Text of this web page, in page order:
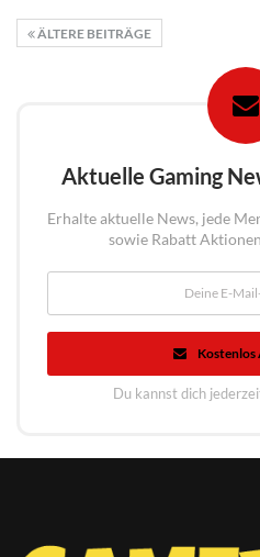
ÄLTERE BEITRÄGE
Aktuelle Gaming
Erhalte aktuelle News, jede
sowie Rabatt
Kostenlos
Du kannst dich